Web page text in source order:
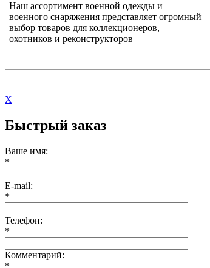
Наш ассортимент военной одежды и
военного снаряжения представляет огромный
выбор товаров для коллекционеров,
охотников и реконструкторов
X
Быстрый заказ
Ваше имя:
*
E-mail:
*
Телефон:
*
Комментарий: